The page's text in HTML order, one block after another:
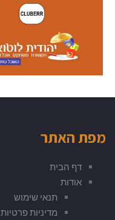
מפת האתר
דף הבית
אודות
תנאי שימוש
מדיניות פרטיות